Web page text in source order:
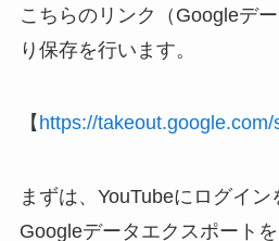
こちらのリンク（Googleデ
り保存を行います。
【 https://
まずは、YouTubeにログイ
Googleデータエクスポート